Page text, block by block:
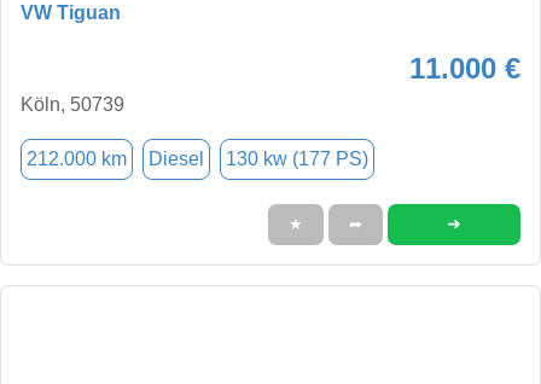
VW Tiguan
11.000 €
Köln, 50739
212.000 km Diesel 130 kw (177 PS)
★ ➦ ➜